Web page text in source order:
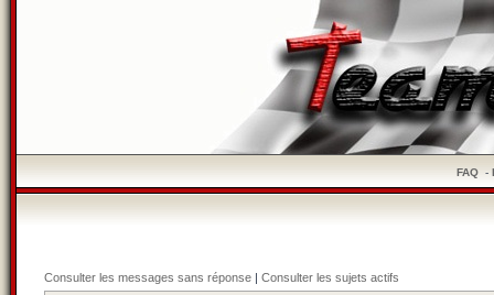
FAQ-
Consulter les messages sans réponse | Consulter les sujets actifs